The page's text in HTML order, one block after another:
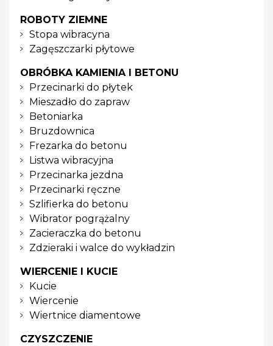
ROBOTY ZIEMNE
Stopa wibracyna
Zagęszczarki płytowe
OBRÓBKA KAMIENIA I BETONU
Przecinarki do płytek
Mieszadło do zapraw
Betoniarka
Bruzdownica
Frezarka do betonu
Listwa wibracyjna
Przecinarka jezdna
Przecinarki ręczne
Szlifierka do betonu
Wibrator pogrążalny
Zacieraczka do betonu
Zdzieraki i walce do wykładzin
WIERCENIE I KUCIE
Kucie
Wiercenie
Wiertnice diamentowe
CZYSZCZENIE